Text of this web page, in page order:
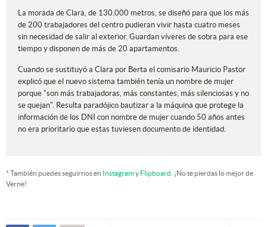
La morada de Clara, de 130.000 metros, se diseñó para que los más
de 200 trabajadores del centro pudieran vivir hasta cuatro meses
sin necesidad de salir al exterior. Guardan víveres de sobra para ese
tiempo y disponen de más de 20 apartamentos.
Cuando se sustituyó a Clara por Berta el comisario Mauricio Pastor
explicó que el nuevo sistema también tenía un nombre de mujer
porque "son más trabajadoras, más constantes, más silenciosas y no
se quejan". Resulta paradójico bautizar a la máquina que protege la
información de los DNI con nombre de mujer cuando 50 años antes
no era prioritario que estas tuviesen documento de identidad.
* También puedes seguirnos en Instagramy Flipboard . ¡No te pierdas lo mejor de
Verne!